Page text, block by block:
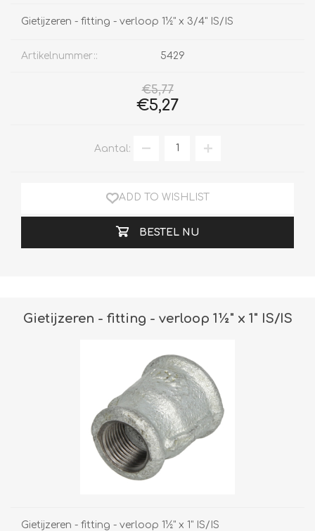
Gietijzeren - fitting - verloop 1½" x 3/4" IS/IS
Artikelnummer:: 5429
€5,77
€5,27
Aantal:
ADD TO WISHLIST
BESTEL NU
Gietijzeren - fitting - verloop 1½" x 1" IS/IS
Gietijzeren - fitting - verloop 1½" x 1" IS/IS